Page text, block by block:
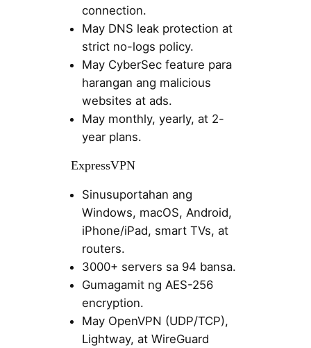
connection.
May DNS leak protection at
strict no-logs policy.
May CyberSec feature para
harangan ang malicious
websites at ads.
May monthly, yearly, at 2-
year plans.
ExpressVPN
Sinusuportahan ang
Windows, macOS, Android,
iPhone/iPad, smart TVs, at
routers.
3000+ servers sa 94 bansa.
Gumagamit ng AES-256
encryption.
May OpenVPN (UDP/TCP),
Lightway, at WireGuard